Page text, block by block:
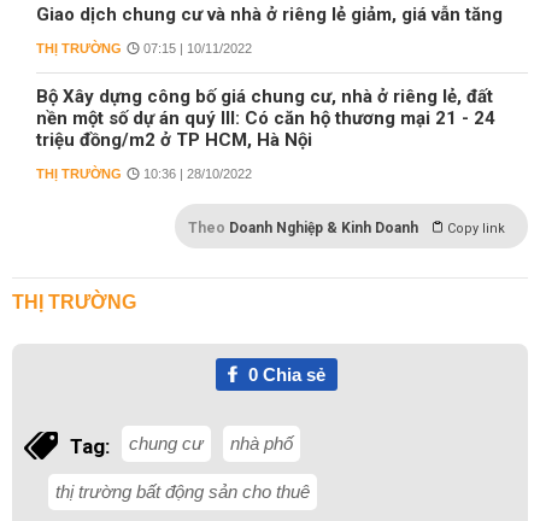
Giao dịch chung cư và nhà ở riêng lẻ giảm, giá vẫn tăng
THỊ TRƯỜNG 07:15 | 10/11/2022
Bộ Xây dựng công bố giá chung cư, nhà ở riêng lẻ, đất
nền một số dự án quý III: Có căn hộ thương mại 21 - 24
triệu đồng/m2 ở TP HCM, Hà Nội
THỊ TRƯỜNG 10:36 | 28/10/2022
Theo Doanh Nghiệp & Kinh Doanh Copy link
THỊ TRƯỜNG
0Chia sẻ
Tag: chung cư nhà phố
thị trường bất động sản cho thuê